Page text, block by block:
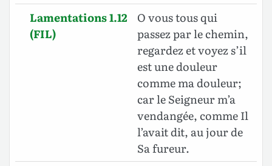
Lamentations 1.12
(FIL)
O vous tous qui
passez par le chemin,
regardez et voyez s’il
est une douleur
comme ma douleur;
car le Seigneur m’a
vendangée, comme Il
l’avait dit, au jour de
Sa fureur.